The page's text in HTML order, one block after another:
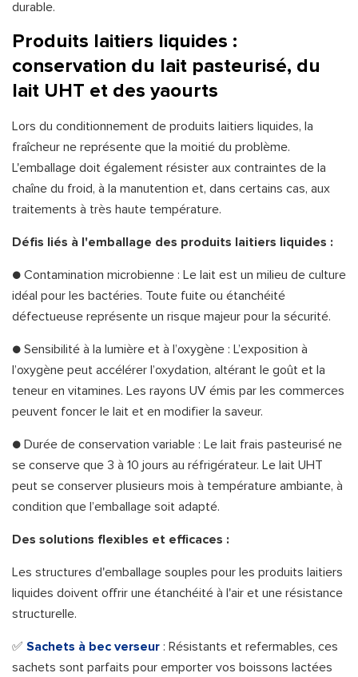
durable.
Produits laitiers liquides :
conservation du lait pasteurisé, du
lait UHT et des yaourts
Lors du conditionnement de produits laitiers liquides, la
fraîcheur ne représente que la moitié du problème.
L'emballage doit également résister aux contraintes de la
chaîne du froid, à la manutention et, dans certains cas, aux
traitements à très haute température.
Défis liés à l'emballage des produits laitiers liquides :
● Contamination microbienne : Le lait est un milieu de culture
idéal pour les bactéries. Toute fuite ou étanchéité
défectueuse représente un risque majeur pour la sécurité.
● Sensibilité à la lumière et à l’oxygène : L’exposition à
l’oxygène peut accélérer l’oxydation, altérant le goût et la
teneur en vitamines. Les rayons UV émis par les commerces
peuvent foncer le lait et en modifier la saveur.
● Durée de conservation variable : Le lait frais pasteurisé ne
se conserve que 3 à 10 jours au réfrigérateur. Le lait UHT
peut se conserver plusieurs mois à température ambiante, à
condition que l’emballage soit adapté.
Des solutions flexibles et efficaces :
Les structures d'emballage souples pour les produits laitiers
liquides doivent offrir une étanchéité à l'air et une résistance
structurelle.
✅ Sachets à bec verseur : Résistants et refermables, ces
sachets sont parfaits pour emporter vos boissons lactées